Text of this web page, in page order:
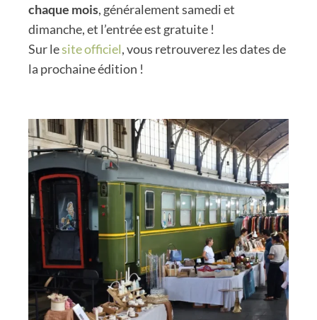
chaque mois, généralement samedi et
dimanche, et l’entrée est gratuite !
Sur lesite officiel, vous retrouverez les dates de
la prochaine édition !